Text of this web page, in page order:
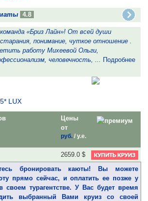
4.8
«Бриз Лайн»! От всей души
понимание, чуткое отношение .
работу Михеевой Ольги,
человечность, ... Подробнее
LUX
Цены
от
руб. / у.е.
2659.0 $
бронировать каюты! Вы можете
прямо сейчас, и оплатить ее позже у
турагентстве. У Вас будет время
выбранный Вами круиз со своей